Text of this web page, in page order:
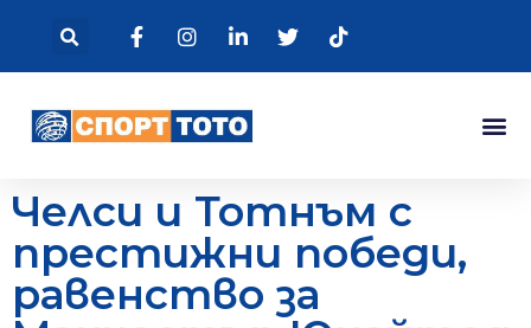
Челси и Тотнъм с
престижни победи,
равенство за